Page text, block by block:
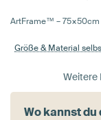
ArtFrame™ –75×50cm
Größe & Material
Weitere
Wo kannst